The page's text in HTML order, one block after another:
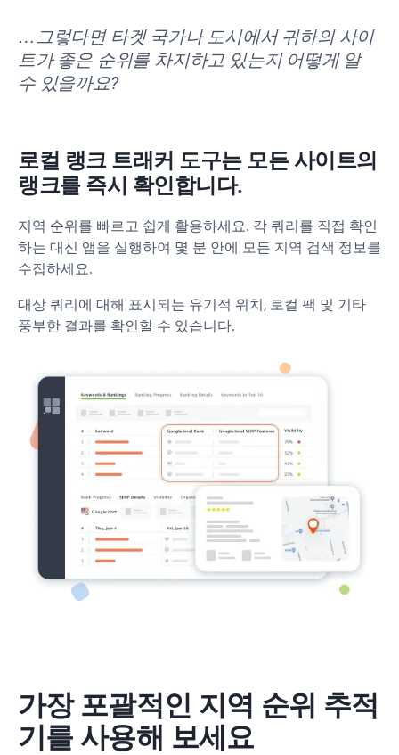
…그렇다면 타겟 국가나 도시에서 귀하의 사이
트가 좋은 순위를 차지하고 있는지 어떻게 알
수 있을까요?
로컬 랭크 트래커 도구는 모든 사이트의
랭크를 즉시 확인합니다.
지역 순위를 빠르고 쉽게 활용하세요. 각 쿼리를 직접 확인
하는 대신 앱을 실행하여 몇 분 안에 모든 지역 검색 정보를
수집하세요.
대상 쿼리에 대해 표시되는 유기적 위치, 로컬 팩 및 기타
풍부한 결과를 확인할 수 있습니다.
가장 포괄적인 지역 순위 추적
기를 사용해 보세요